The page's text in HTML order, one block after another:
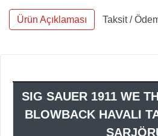
Ürün Açıklaması Taksit /
SIG SAUER 1911 WE
BLOWBACK HAVALI